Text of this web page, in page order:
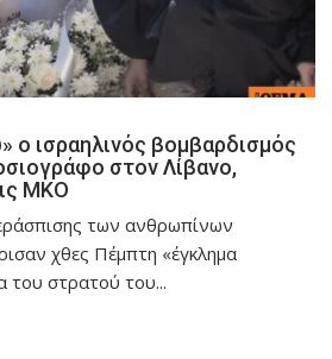
ο ισραηλινός βομβαρδισμός
στον Λίβανο,
ΜΚΟ
των ανθρωπίνων
χθες Πέμπτη «έγκλημα
του στρατού του...